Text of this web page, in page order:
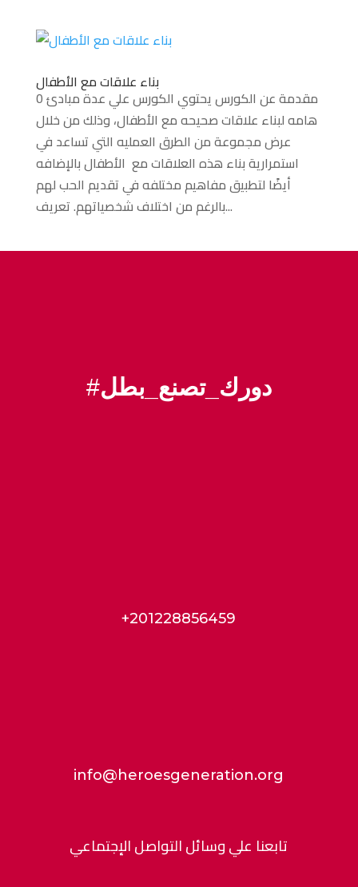
بناء علاقات مع الأطفال
0 مقدمة عن الكورس يحتوي الكورس علي عدة مبادئ
هامه لبناء علاقات صحيحه مع الأطفال، وذلك من خلال
عرض مجموعة من الطرق العمليه التي تساعد في
استمرارية بناء هذه العلاقات مع الأطفال بالإضافه
أيضًا لتطبيق مفاهيم مختلفه في تقديم الحب لهم
بالرغم من اختلاف شخصياتهم. تعريف...
#دورك_تصنع_بطل
+201228856459
info@heroesgeneration.org
تابعنا علي وسائل التواصل الإجتماعي